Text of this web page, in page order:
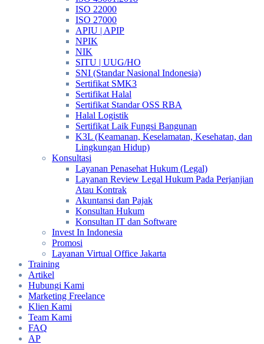
ISO 22000
ISO 27000
APIU | APIP
NPIK
NIK
SITU | UUG/HO
SNI (Standar Nasional Indonesia)
Sertifikat SMK3
Sertifikat Halal
Sertifikat Standar OSS RBA
Halal Logistik
Sertifikat Laik Fungsi Bangunan
K3L (Keamanan, Keselamatan, Kesehatan, dan
Lingkungan Hidup)
Konsultasi
Layanan Penasehat Hukum (Legal)
Layanan Review Legal Hukum Pada Perjanjian
Atau Kontrak
Akuntansi dan Pajak
Konsultan Hukum
Konsultan IT dan Software
Invest In Indonesia
Promosi
Layanan Virtual Office Jakarta
Training
Artikel
Hubungi Kami
Marketing Freelance
Klien Kami
Team Kami
FAQ
AP